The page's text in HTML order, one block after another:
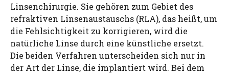
Linsenchirurgie. Sie gehören zum Gebiet des
refraktiven Linsenaustauschs (RLA), das heißt, um
die Fehlsichtigkeit zu korrigieren, wird die
natürliche Linse durch eine künstliche ersetzt.
Die beiden Verfahren unterscheiden sich nur in
der Art der Linse, die implantiert wird. Bei dem